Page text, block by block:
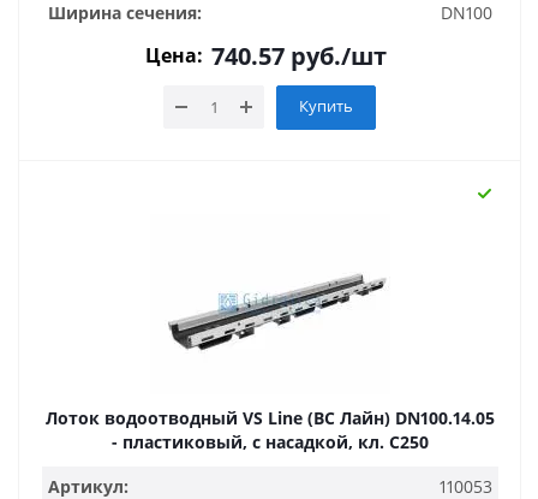
Ширина сечения:
DN100
Цена: 740.57 руб./шт
Купить
Лоток водоотводный VS Line (ВС Лайн) DN100.14.05
- пластиковый, с насадкой, кл. С250
Артикул:
110053